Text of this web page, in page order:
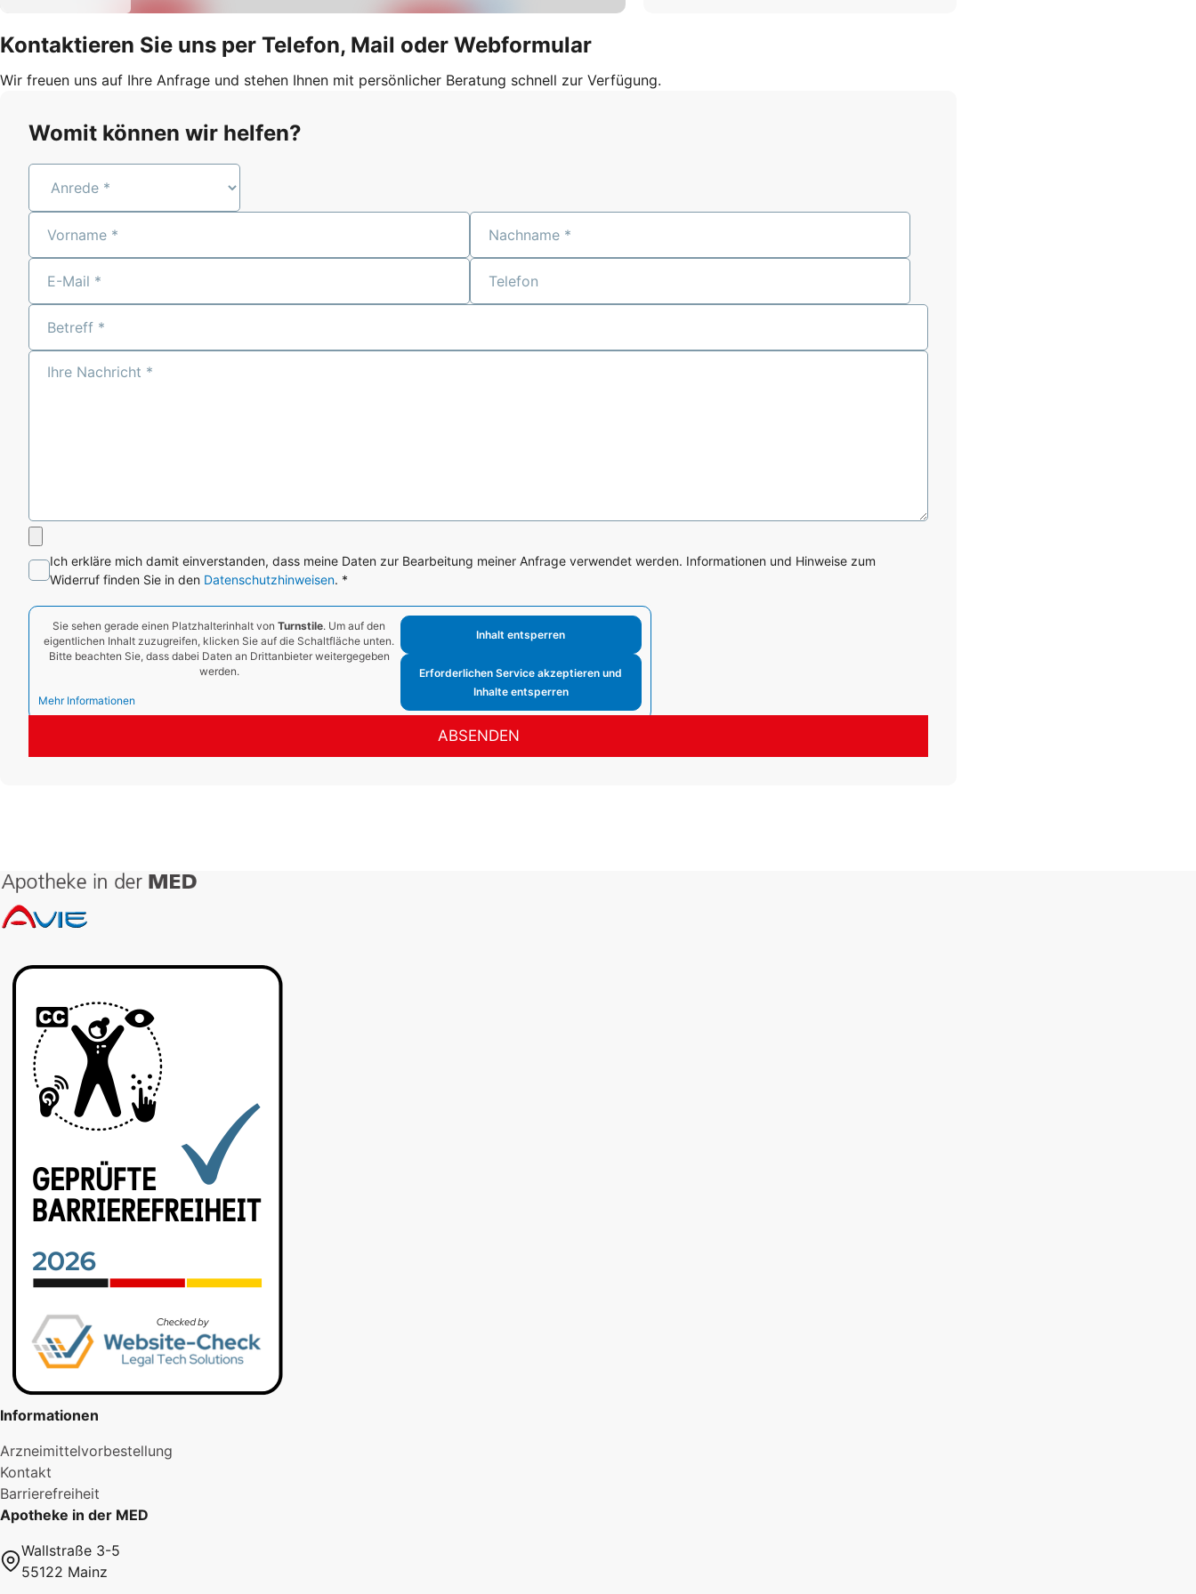
Kontaktieren Sie uns per Telefon, Mail oder Webformular
Wir freuen uns auf Ihre Anfrage und stehen Ihnen mit persönlicher Beratung schnell zur Verfügung.
Womit können wir helfen?
Ich erkläre mich damit einverstanden, dass meine Daten zur Bearbeitung meiner Anfrage verwendet werden. Informationen und Hinweise zum
Widerruf finden Sie in den Datenschutzhinweisen. *
Sie sehen gerade einen Platzhalterinhalt vonTurnstile. Um auf den
eigentlichen Inhalt zuzugreifen, klicken Sie auf die Schaltfläche unten.
Bitte beachten Sie, dass dabei Daten an Drittanbieter weitergegeben
werden.
Mehr Informationen
Inhalt entsperren
Erforderlichen Service akzeptieren und
Inhalte entsperren
Informationen
Arzneimittelvorbestellung
Kontakt
Barrierefreiheit
Apotheke in der MED
Wallstraße 3-5
55122 Mainz